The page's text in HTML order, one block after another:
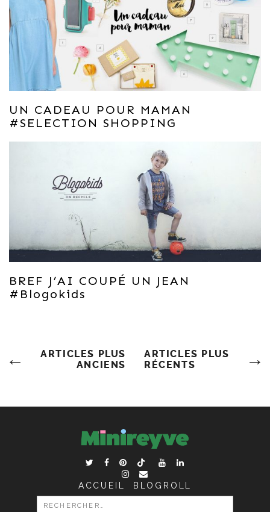
UN CADEAU POUR MAMAN
#SELECTION SHOPPING
BREF J’AI COUPÉ UN JEAN
#blogokids
Navigation
ARTICLES PLUS
ANCIENS
ARTICLES PLUS
RÉCENTS
ACCUEIL BLOGROLL
RECHERCHER :